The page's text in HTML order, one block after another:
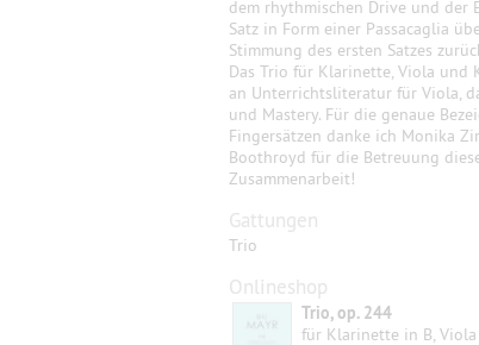
dem rhythmischen Drive und der
Satz in Form einer Passacaglia
Stimmung des ersten Satzes
Das Trio für Klarinette, Viola und
an Unterrichtsliteratur für Viola,
und Mastery. Für die genaue
Fingersätzen danke ich Monika
Boothroyd für die Betreuung
Zusammenarbeit!
Gattungen
Trio
Onlineshop
Trio, op. 244
für Klarinette in B,